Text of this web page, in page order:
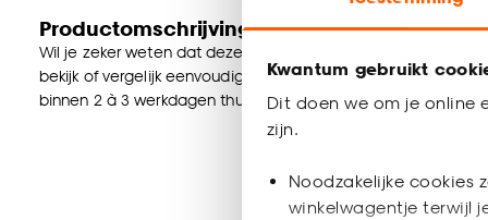
Kwantum gebruikt
Dit doen we om je online
zijn.
Noodzakelijke cookies
winkelwagentje terwijl
Productomschrijving
Wil je zeker weten dat deze vloer bij de rest van jouw
bekijk of vergelijk eenvoudig welke vloer jouw favoriet is. Zo
binnen 2 à 3 werkdagen thuisbezorgd en passen door de